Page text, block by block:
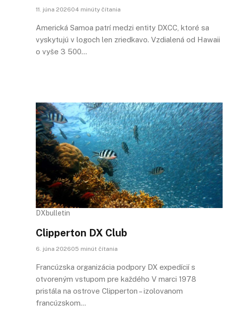
11. júna 202604 minúty čítania
Americká Samoa patrí medzi entity DXCC, ktoré sa
vyskytujú v logoch len zriedkavo. Vzdialená od Hawaii
o vyše 3 500…
DXbulletin
Clipperton DX Club
6. júna 202605 minút čítania
Francúzska organizácia podpory DX expedícií s
otvoreným vstupom pre každého V marci 1978
pristála na ostrove Clipperton – izolovanom
francúzskom…